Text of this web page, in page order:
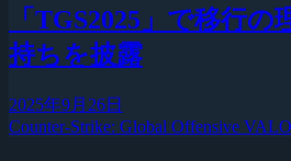
「TGS2025」で移行
持ちを披露
2025年9月26日
Counter-Strike: Global Offensive